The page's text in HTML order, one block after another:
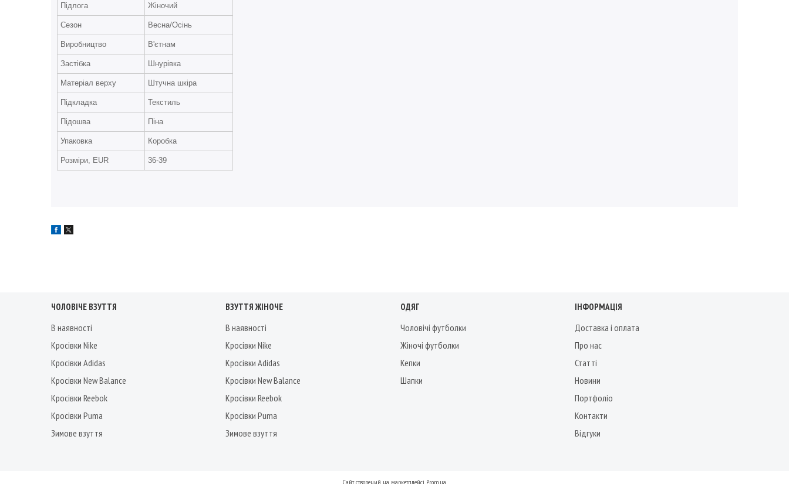
Підлога Жіночий
Сезон Весна/Осінь
Виробництво В'єтнам
Застібка Шнурівка
Матеріал верху Штучна шкіра
Підкладка Текстиль
Підошва Піна
Упаковка Коробка
Розміри, EUR 36-39
ЧОЛОВІЧЕ ВЗУТТЯ
В наявності
Кросівки Nike
Кросівки Adidas
Кросівки New Balance
Кросівки Reebok
Кросівки Puma
Зимове взуття
ВЗУТТЯ ЖІНОЧЕ
В наявності
Кросівки Nike
Кросівки Adidas
Кросівки New Balance
Кросівки Reebok
Кросівки Puma
Зимове взуття
ОДЯГ
Чоловічі футболки
Жіночі футболки
Кепки
Шапки
ІНФОРМАЦІЯ
Доставка і оплата
Про нас
Статті
Новини
Портфоліо
Контакти
Відгуки
Сайт створений на маркетплейсі Prom.ua